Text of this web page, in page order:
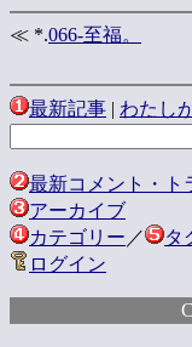
≪ *.066-至福。
最新記事 | わたし
最新コメント・ト
アーカイブ
カテゴリー ／
タ
ログイン